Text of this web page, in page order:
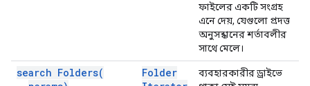
ফাইলের একটি সংগ্রহ
এনে দেয়, যেগুলো প্রদত্ত
অনুসন্ধানের শর্তাবলীর
সাথে মেলে।
search Folders(
Folder
ব্যবহারকারীর ড্রাইভে